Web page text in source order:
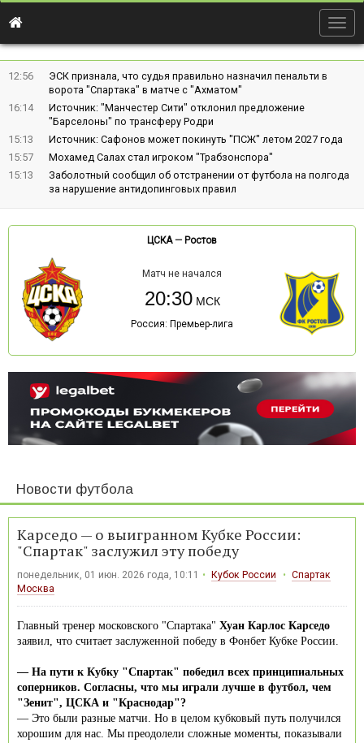
12:56
ЭСК признала, что судья правильно назначил пенальти в
ворота "Спартака" в матче с "Ахматом"
16:14
Источник: "Манчестер Сити" отклонил предложение
"Барселоны" по трансферу Родри
15:13
Источник: Сафонов может покинуть "ПСЖ" летом 2027 года
15:57
Мохамед Салах стал игроком "Трабзонспора"
15:13
Заболотный сообщил об отстранении от футбола на полгода
за нарушение антидопинговых правил
ЦСКА— Ростов
Матч не начался
20:30
Россия: Премьер-лига
Новости футбола
Карседо — о выигранном Кубке России:
"Спартак" заслужил эту победу
понедельник, 01 июн. 2026 года, 10:11 Кубок России
Спартак
Москва
Главный тренер московского "Спартака" Хуан Карлос Карседо
заявил, что считает заслуженной победу в Фонбет Кубке России.
— На пути к Кубку "Спартак" победил всех принципиальных
соперников. Согласны, что мы играли лучше в футбол, чем
"Зенит", ЦСКА и "Краснодар"?
— Это были разные матчи. Но в целом кубковый путь получился
хорошим для нас. Мы преодолели сложные моменты, показывали